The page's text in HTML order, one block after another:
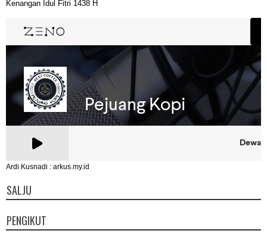
Kenangan Idul Fitri 1438 H
Ardi Kusnadi : arkus.my.id
SALJU
PENGIKUT